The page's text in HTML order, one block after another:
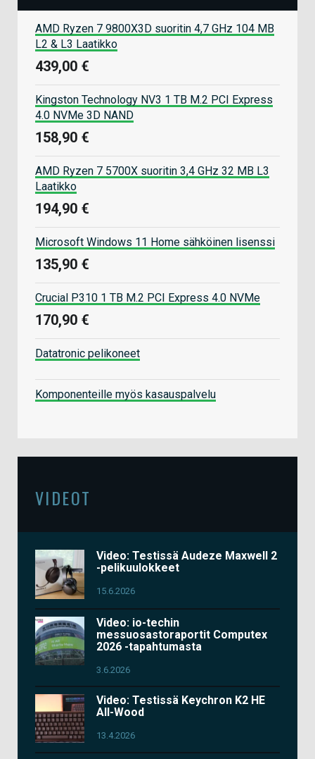
AMD Ryzen 7 9800X3D suoritin 4,7 GHz 104 MB
L2 & L3 Laatikko
439,00 €
Kingston Technology NV3 1 TB M.2 PCI Express
4.0 NVMe 3D NAND
158,90 €
AMD Ryzen 7 5700X suoritin 3,4 GHz 32 MB L3
Laatikko
194,90 €
Microsoft Windows 11 Home sähköinen lisenssi
135,90 €
Crucial P310 1 TB M.2 PCI Express 4.0 NVMe
170,90 €
Datatronic pelikoneet
Komponenteille myös kasauspalvelu
VIDEOT
Video: Testissä Audeze Maxwell 2
-pelikuulokkeet
15.6.2026
Video: io-techin
messuosastoraportit Computex
2026 -tapahtumasta
3.6.2026
Video: Testissä Keychron K2 HE
All-Wood
13.4.2026